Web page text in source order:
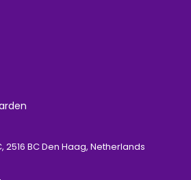
2516 BC Den Haag, Netherlands